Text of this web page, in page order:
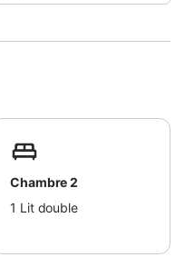
Chambre 2
1 Lit double